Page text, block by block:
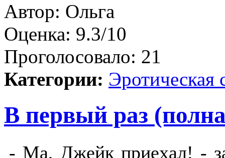
Автор: Ольга
Оценка: 9.3/10
Проголосовало: 21
Категории: Эротическая
В первый раз
- Ма, Джейк приехал! -